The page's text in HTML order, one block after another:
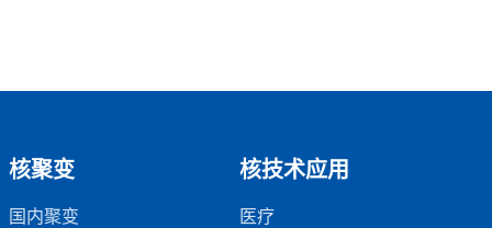
核聚变
国内聚变
核技术应用
医疗